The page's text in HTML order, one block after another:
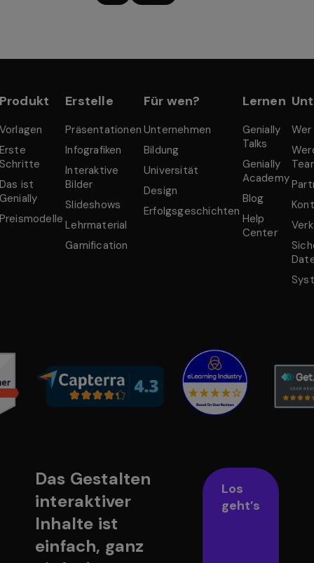
ist
Erstelle
Präsentationen
Infografiken
Interaktive
Bilder
Slideshows
Lehrmaterial
Gamification
Für wen?
Unternehmen
Bildung
Universität
Design
Erfolgsgeschichten
Lernen
Genially
Talks
Genially
Academy
Blog
Help
Center
Das Gestalten
interaktiver
Inhalte ist
einfach, ganz
Los
geht’s